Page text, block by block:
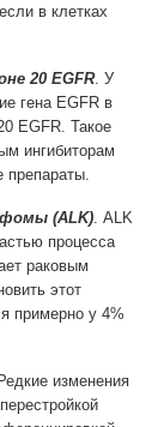
в клетках
20 EGFR. У
гена EGFR в
EGFR. Такое
ингибиторам
(ALK) . ALK
процесса
раковым
этот
примерно у 4%
Редкие изменения